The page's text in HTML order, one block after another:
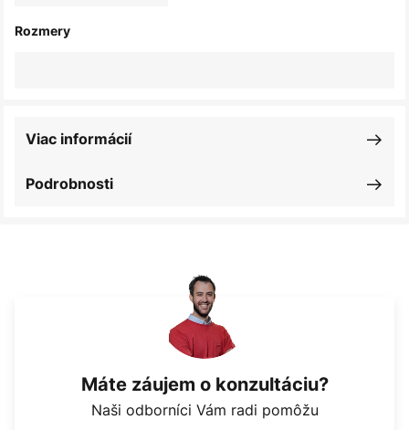
Rozmery
Podrobnosti
Viac informácií
Máte záujem o konzultáciu?
Naši odborníci Vám radi pomôžu